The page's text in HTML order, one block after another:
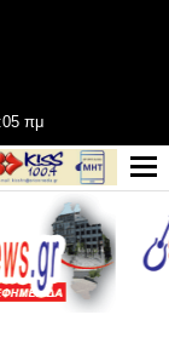
πμ